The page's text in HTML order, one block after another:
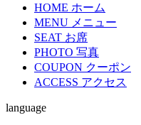
HOME ホーム
MENU メニュー
SEAT お席
PHOTO 写真
COUPON クーポン
ACCESS アクセス
language